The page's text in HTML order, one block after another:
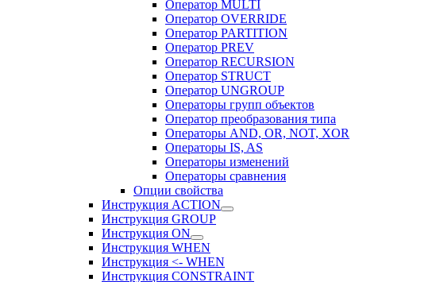
Оператор MULTI
Оператор OVERRIDE
Оператор PARTITION
Оператор PREV
Оператор RECURSION
Оператор STRUCT
Оператор UNGROUP
Операторы групп объектов
Оператор преобразования типа
Операторы AND, OR, NOT, XOR
Операторы IS, AS
Операторы изменений
Операторы сравнения
Опции свойства
Инструкция ACTION
Инструкция GROUP
Инструкция ON
Инструкция WHEN
Инструкция <- WHEN
Инструкция CONSTRAINT